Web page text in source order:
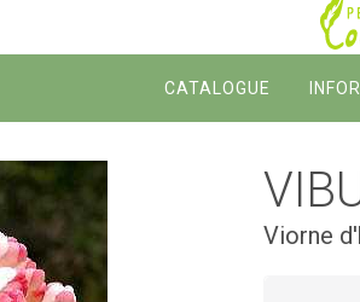
CATALOGUE
Viorne